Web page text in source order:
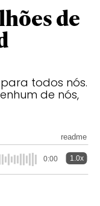
de
todos nós.
de nós,
readme
0:00 1.0x